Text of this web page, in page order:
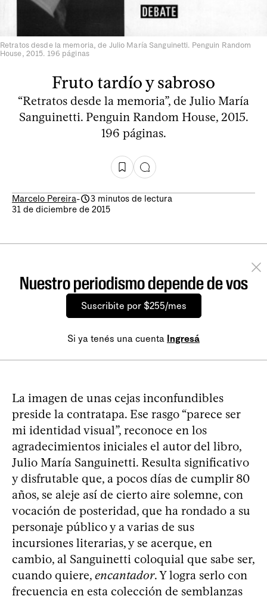
Retratos desde la memoria, de Julio María Sanguinetti. Penguin Random
House, 2015. 196 páginas
Fruto tardío y sabroso
“Retratos desde la memoria”, de Julio María
Sanguinetti. Penguin Random House, 2015.
196 páginas.
Marcelo Pereira-
3 minutos de lectura
31 de diciembre de 2015
Nuestro periodismo depende de vos
Suscribite por $255/mes
Si ya tenés una cuenta Ingresá
La imagen de unas cejas inconfundibles
preside la contratapa. Ese rasgo “parece ser
mi identidad visual”, reconoce en los
agradecimientos iniciales el autor del libro,
Julio María Sanguinetti. Resulta significativo
y disfrutable que, a pocos días de cumplir 80
años, se aleje así de cierto aire solemne, con
vocación de posteridad, que ha rondado a su
personaje público y a varias de sus
incursiones literarias, y se acerque, en
cambio, al Sanguinetti coloquial que sabe ser,
cuando quiere, encantador. Y logra serlo con
frecuencia en esta colección de semblanzas